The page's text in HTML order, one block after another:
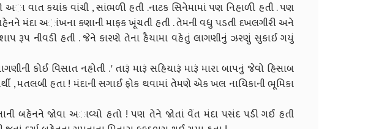
વાત કયાંક વાંચી , સાંભળી હતી .નાટક સિનેમામાં પણ નિહાળી હતી . પણ
મંદા અાંખના કણાની માફક ખૂંચતી હતી . તેમની વધુ પડતી દખલગીરી અને
રૂપ નીવડી હતી . જેને કારણે તેના હૈયામા વહેતું લાગણીનું ઝરણું સુકાઈ ગયું
કોઈ વિસાત નહોતી . ' તારૂં મારૂં સહિયારૂં મારૂં મારા બાપનું જેવો હિસાબ
, મતલબી હતા ! મંદાની સગાઈ ફોક થવામાં તેમણે એક ખલ નાયિકાની ભૂમિકા
બહેનને જોવા અાવ્યો હતો ! પણ તેને જોતાં વેંત મંદા પસંદ પડી ગઈ હતી